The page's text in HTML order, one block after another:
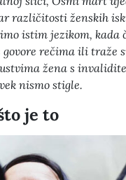
različitosti ženskih
istim jezikom, kada
govore rečima ili traže
žena s
nismo stigle.
je to